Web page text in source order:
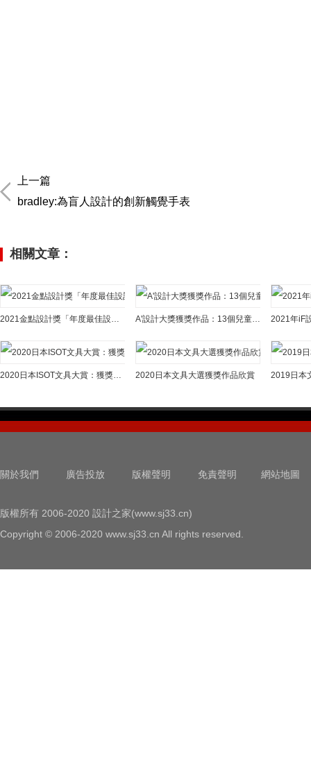
上一篇
bradley:為盲人設計的創新觸覺手表
相關文章：
2021金點設計獎「年度最佳設計獎」獲獎作品 A'設計大獎獲獎作品：13個兒童玩具設計
2020日本ISOT文具大賞：獲獎作品賞析 2020日本文具大選獲獎作品欣賞 2019日本
關於我們 廣告投放 版權聲明 免責聲明 網站地圖
版權所有 2006-2020 設計之家(www.sj33.cn)
Copyright © 2006-2020 www.sj33.cn All rights reserved.